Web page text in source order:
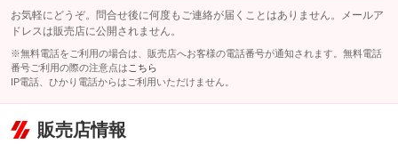
：装備なし
USB入力端子
：装備なし
100V電源
：装備なし
：装備なし
レンタカーアップ
：装備なし
：装備あり ：装備なし
HID(キセノンライト)
バックカメラ
：装備なし
：装備なし ：装備なし
ローダウン
：装備なし
お気軽にどうぞ。問合せ後に何度もご連絡が届くことはありません。メールア
ドレスは販売店に公開されません。
※無料電話をご利用の場合は、販売店へお客様の電話番号が通知されます。無料電話
番号ご利用の際の注意点は こちら
IP電話、ひかり電話からはご利用いただけません。
販売店情報